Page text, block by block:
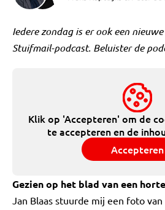
Iedere zondag is er ook een
Stuifmail-podcast. Beluister de
Klik op 'Accepteren' om de
te accepteren en de
Accepteren
Gezien op het blad van een
Jan Blaas stuurde mij een foto